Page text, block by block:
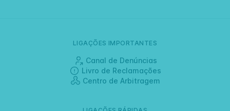
LIGAÇÕES IMPORTANTES
Canal de Denúncias
Livro de Reclamações
Centro de Arbitragem